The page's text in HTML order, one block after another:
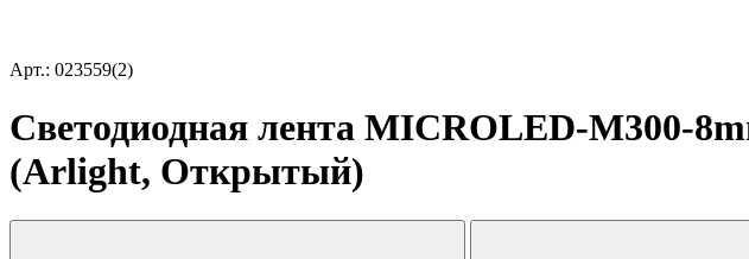
Арт.: 023559(2)
Светодиодная лента MICROLED-M300-
(Arlight, Открытый)